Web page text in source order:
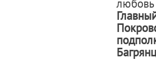
любовь